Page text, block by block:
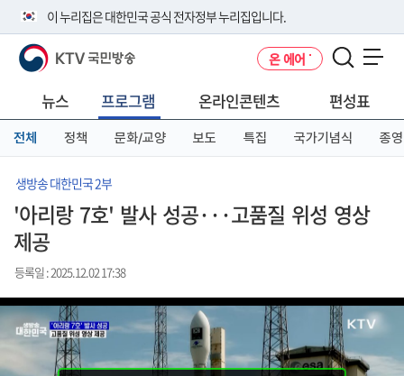
이 누리집은 대한민국 공식 전자정부 누리집입니다.
공식 누리집 주소 확인하기
니다.
이밖에 or.kr 또는 .kr등 다른 도메인 주소를 사용하고 있다면 아래 URL에
서 도메인 주소를 확인해 보세요
KTV 국민방송 온 에어
뉴스 프로그램 온라인콘텐츠 편성표
전체 정책 문화/교양 보도 특집 국가기념식 종영
생방송 대한민국 2부
'아리랑 7호' 발사 성공···고품질 위성 영상
제공
등록일 : 2025.12.02 17:38